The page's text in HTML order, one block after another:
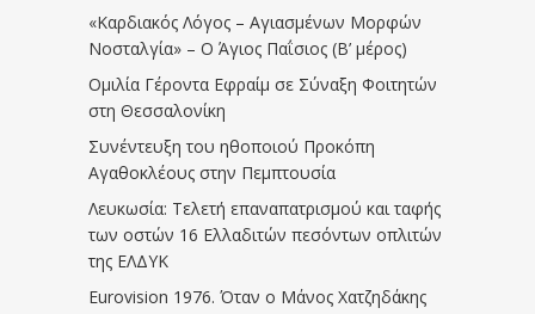
«Καρδιακός Λόγος – Αγιασμένων Μορφών
Νοσταλγία» – Ο Άγιος Παΐσιος (Β’ μέρος)
Ομιλία Γέροντα Εφραίμ σε Σύναξη Φοιτητών
στη Θεσσαλονίκη
Συνέντευξη του ηθοποιού Προκόπη
Αγαθοκλέους στην Πεμπτουσία
Λευκωσία: Τελετή επαναπατρισμού και ταφής
των οστών 16 Ελλαδιτών πεσόντων οπλιτών
της ΕΛΔΥΚ
Eurovision 1976. Όταν ο Μάνος Χατζηδάκης